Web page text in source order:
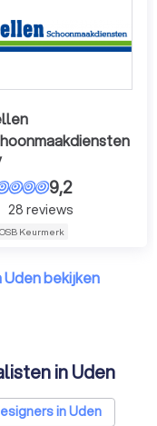
9,2
28 reviews
OSB Keurmerk
bekijken
in Uden
in Uden